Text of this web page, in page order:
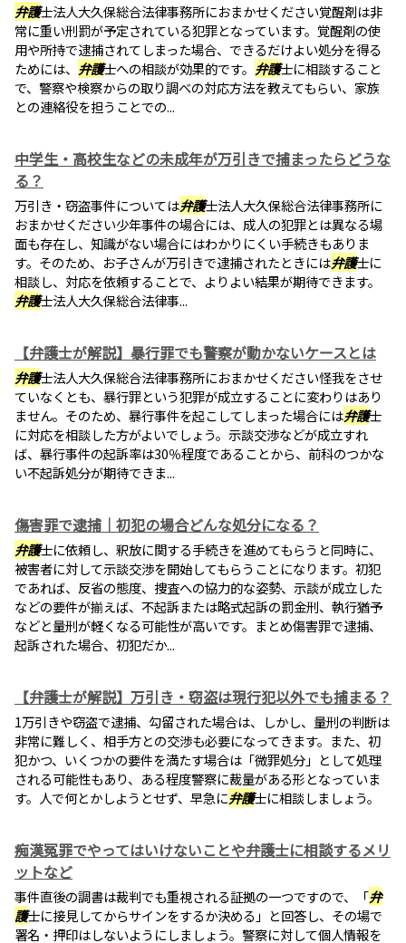
弁護士法人大久保総合法律事務所におまかせください覚醒剤は非
常に重い刑罰が予定されている犯罪となっています。覚醒剤の使
用や所持で逮捕されてしまった場合、できるだけよい処分を得る
ためには、 弁護士への相談が効果的です。 弁護士に相談すること
で、警察や検察からの取り調べの対応方法を教えてもらい、家族
との連絡役を担うことでの...
中学生・高校生などの未成年が万引きで捕まったらどうな
る？
万引き・窃盗事件については弁護士法人大久保総合法律事務所に
おまかせください少年事件の場合には、成人の犯罪とは異なる場
面も存在し、知識がない場合にはわかりにくい手続きもありま
す。そのため、お子さんが万引きで逮捕されたときには弁護士に
相談し、対応を依頼することで、よりよい結果が期待できます。
弁護士法人大久保総合法律事...
【弁護士が解説】暴行罪でも警察が動かないケースとは
弁護士法人大久保総合法律事務所におまかせください怪我をさせ
ていなくとも、暴行罪という犯罪が成立することに変わりはあり
ません。そのため、暴行事件を起こしてしまった場合には弁護士
に対応を相談した方がよいでしょう。示談交渉などが成立すれ
ば、暴行事件の起訴率は30％程度であることから、前科のつかな
い不起訴処分が期待できま...
傷害罪で逮捕｜初犯の場合どんな処分になる？
弁護士に依頼し、釈放に関する手続きを進めてもらうと同時に、
被害者に対して示談交渉を開始してもらうことになります。初犯
であれば、反省の態度、捜査への協力的な姿勢、示談が成立した
などの要件が揃えば、不起訴または略式起訴の罰金刑、執行猶予
などと量刑が軽くなる可能性が高いです。まとめ傷害罪で逮捕、
起訴された場合、初犯だか...
【弁護士が解説】万引き・窃盗は現行犯以外でも捕まる？
1万引きや窃盗で逮捕、勾留された場合は、しかし、量刑の判断は
非常に難しく、相手方との交渉も必要になってきます。また、初
犯かつ、いくつかの要件を満たす場合は「微罪処分」として処理
される可能性もあり、ある程度警察に裁量がある形となっていま
す。人で何とかしようとせず、早急に弁護士に相談しましょう。
痴漢冤罪でやってはいけないことや弁護士に相談するメリ
ットなど
事件直後の調書は裁判でも重視される証拠の一つですので、「弁
護士に接見してからサインをするか決める」と回答し、その場で
署名・押印はしないようにしましょう。警察に対して個人情報を